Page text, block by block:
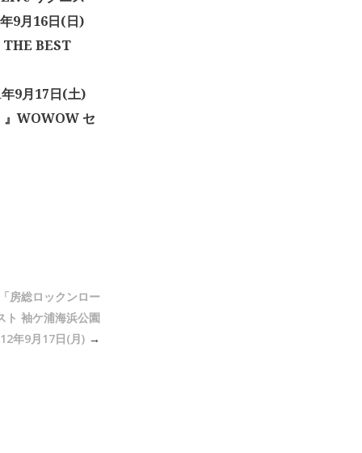
9月16日(日)
THE BEST
9月17日(土)
WOWOW セ
房総ロックンロー
ト 袖ケ浦海浜公園
年9月17日(月)